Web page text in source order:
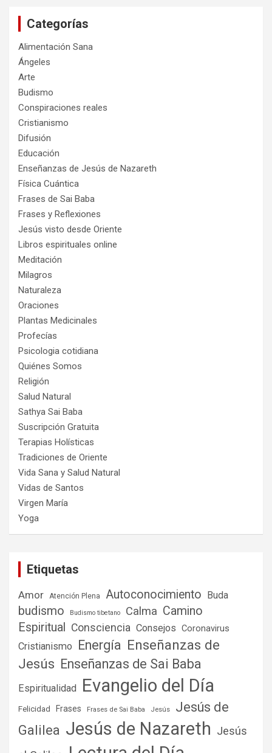
Categorías
Alimentación Sana
Ángeles
Arte
Budismo
Conspiraciones reales
Cristianismo
Difusión
Educación
Enseñanzas de Jesús de Nazareth
Física Cuántica
Frases de Sai Baba
Frases y Reflexiones
Jesús visto desde Oriente
Libros espirituales online
Meditación
Milagros
Naturaleza
Oraciones
Plantas Medicinales
Profecías
Psicologia cotidiana
Quiénes Somos
Religión
Salud Natural
Sathya Sai Baba
Suscripción Gratuita
Terapias Holísticas
Tradiciones de Oriente
Vida Sana y Salud Natural
Vidas de Santos
Virgen María
Yoga
Etiquetas
Amor Atención Plena Autoconocimiento Buda
budismo Budismo tibetano Calma Camino
Espiritual
Consciencia Consejos Coronavirus
Cristianismo Energía Enseñanzas de
Jesús Enseñanzas de Sai Baba
Espiritualidad Evangelio del Día
Felicidad Frases Frases de Sai Baba Jesús
Jesús de
Galilea Jesús de Nazareth Jesús